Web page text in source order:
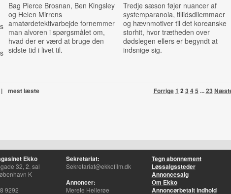
Bag Pierce Brosnan, Ben Kingsley
og Helen Mirrens
amatørdetektivarbejde fornemmer
man alvoren i spørgsmålet om,
hvad der er værd at bruge den
sidste tid i livet til.
Tredje sæson føjer nuancer af
systemparanoia, tillidsdilemmaer
og hævnmotiver til det koreanske
storhit, hvor trætheden over
dødslegen ellers er begyndt at
indsnige sig.
Forrige1 23 45 ...23
| mest læste
Ekko
32, 2. sal
K
9292
Sekretariat:
Sekretariat@ekkofilm.dk
Annoncer:
Merete Hellerøe
Tegn abonnement
Løssalgssteder
Annoncesalg
Om Ekko
Annoncørbetalt indhold